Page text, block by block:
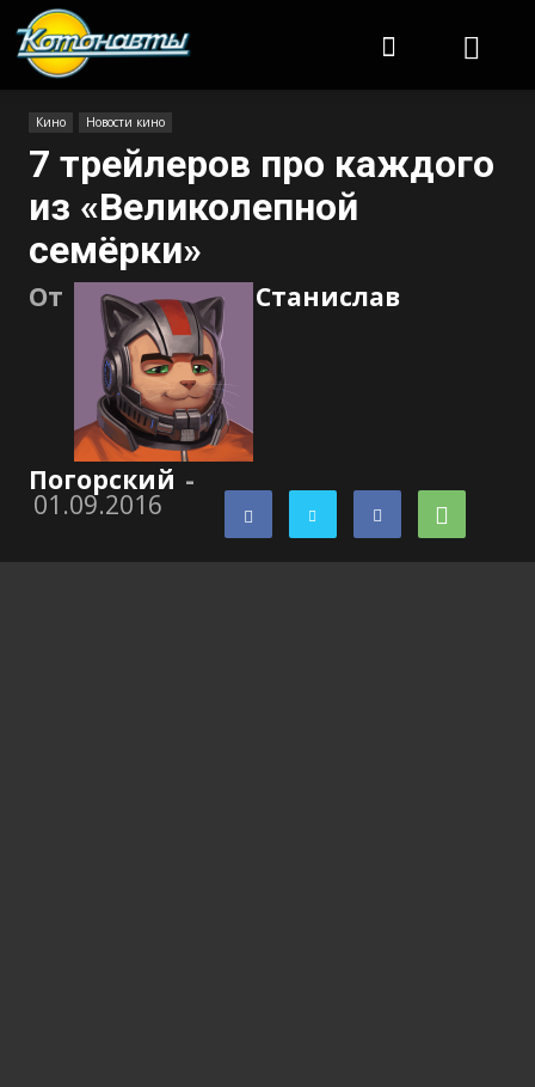
Кино Новости кино
7 трейлеров про каждого
из «Великолепной
семёрки»
От Станислав
Погорский -
01.09.2016